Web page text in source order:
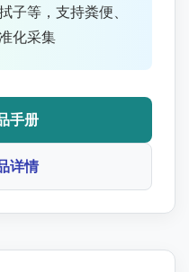
子等，支持粪便、
化采集
手册
详情